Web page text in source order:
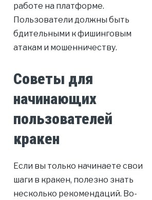
работе на платформе.
Пользователи должны быть
бдительными к фишинговым
атакам и мошенничеству.
Советы для
начинающих
пользователей
кракен
Если вы только начинаете свои
шаги в кракен, полезно знать
несколько рекомендаций. Во-